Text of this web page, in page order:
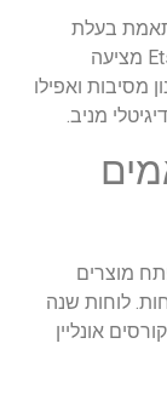
בעלת
ביקוש גבוה, אך פחות תחרות. פלטפורמת Etsy מציעה
מסיבות ואפילו
מניב.
מוצרים
לוחות שנה
אונליין